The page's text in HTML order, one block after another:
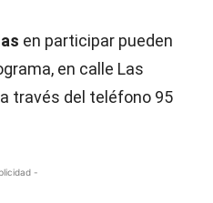
en participar pueden
en calle Las
través del teléfono 95
-